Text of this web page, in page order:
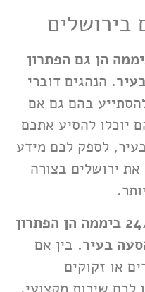
בירושלים
ירושלים 24/7 ביממה הן גם הפתרון
הנהגים דוברי
בהם גם אם
יוכלו להסיע אתכם
לספק לכם מידע
ירושלים בצורה
מוניות ירושלים 24/7 ביממה הן הפתרון
בעיר. בין אם
או זקוקים